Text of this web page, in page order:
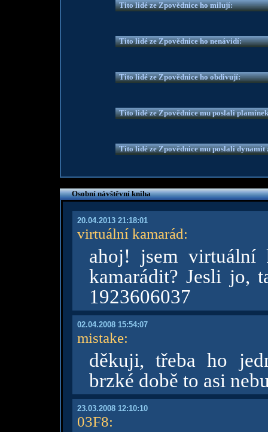
Tito lidé ze Zpovědnice ho milují:
Tito lidé ze Zpovědnice ho nenávidí:
Tito lidé ze Zpovědnice ho obdivují:
Tito lidé ze Zpovědnice mu poslali
Tito lidé ze Zpovědnice mu poslali dynamit
Osobní návštěvní kniha
20.04.2013 21:18:01
virtuální kamarád:
ahoj! jsem virtuální
kamarádit? Jesli jo,
1923606037
02.04.2008 15:54:07
mistake:
děkuji, třeba ho
brzké době to asi
23.03.2008 12:10:10
03F8: